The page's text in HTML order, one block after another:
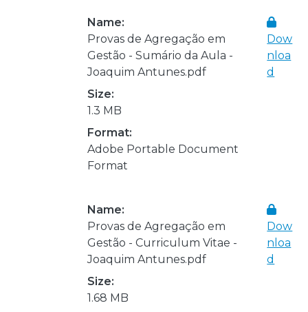
Name:
Provas de Agregação em
Gestão - Sumário da Aula -
Joaquim Antunes.pdf
Size:
1.3 MB
Format:
Adobe Portable Document
Format
Dow
nloa
d
Name:
Provas de Agregação em
Gestão - Curriculum Vitae -
Joaquim Antunes.pdf
Size:
1.68 MB
Dow
nloa
d